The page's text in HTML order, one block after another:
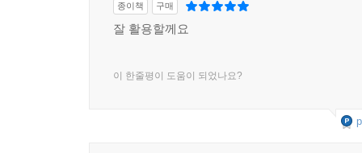
종이책 구매
잘 활용할께요
이 한줄평이 도움이 되었나요?